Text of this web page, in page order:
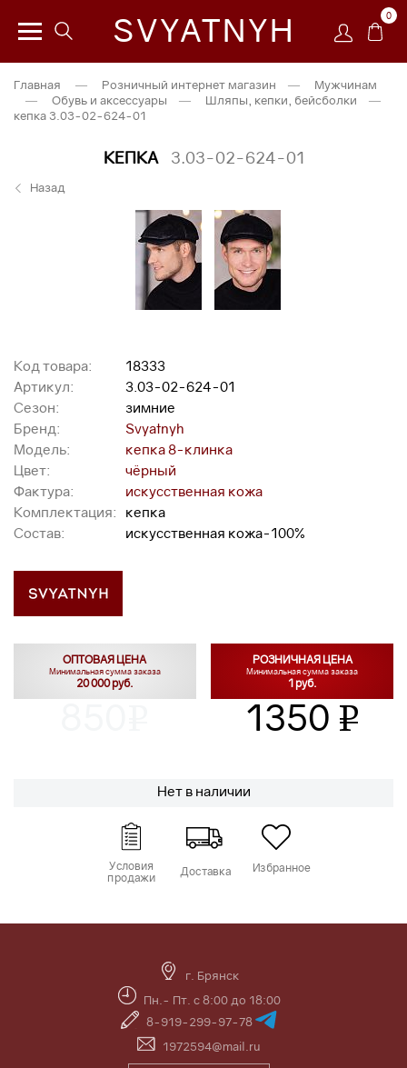
SVYATNYH 0
Главная — Розничный интернет магазин —
Мужчинам
—
Обувь и аксессуары — Шляпы, кепки, бейсболки
—
кепка 3.03-02-624-01
КЕПКА 3.03-02-624-01
Назад
Код товара:
18333
Артикул:
3.03-02-624-01
Сезон:
зимние
Бренд:
Svyatnyh
Модель:
кепка 8-клинка
Цвет:
чёрный
Фактура:
искусственная кожа
Комплектация:
кепка
Состав:
искусственная кожа-100%
ОПТОВАЯ ЦЕНА
Минимальная сумма заказа
20 000 руб.
РОЗНИЧНАЯ ЦЕНА
Минимальная сумма заказа
1 руб.
1350 v
Нет в наличии
Условия
продажи
Доставка Избранное
г. Брянск
Пн.- Пт. с 8:00 до 18:00
8-919-299-97-78
1972594@mail.ru